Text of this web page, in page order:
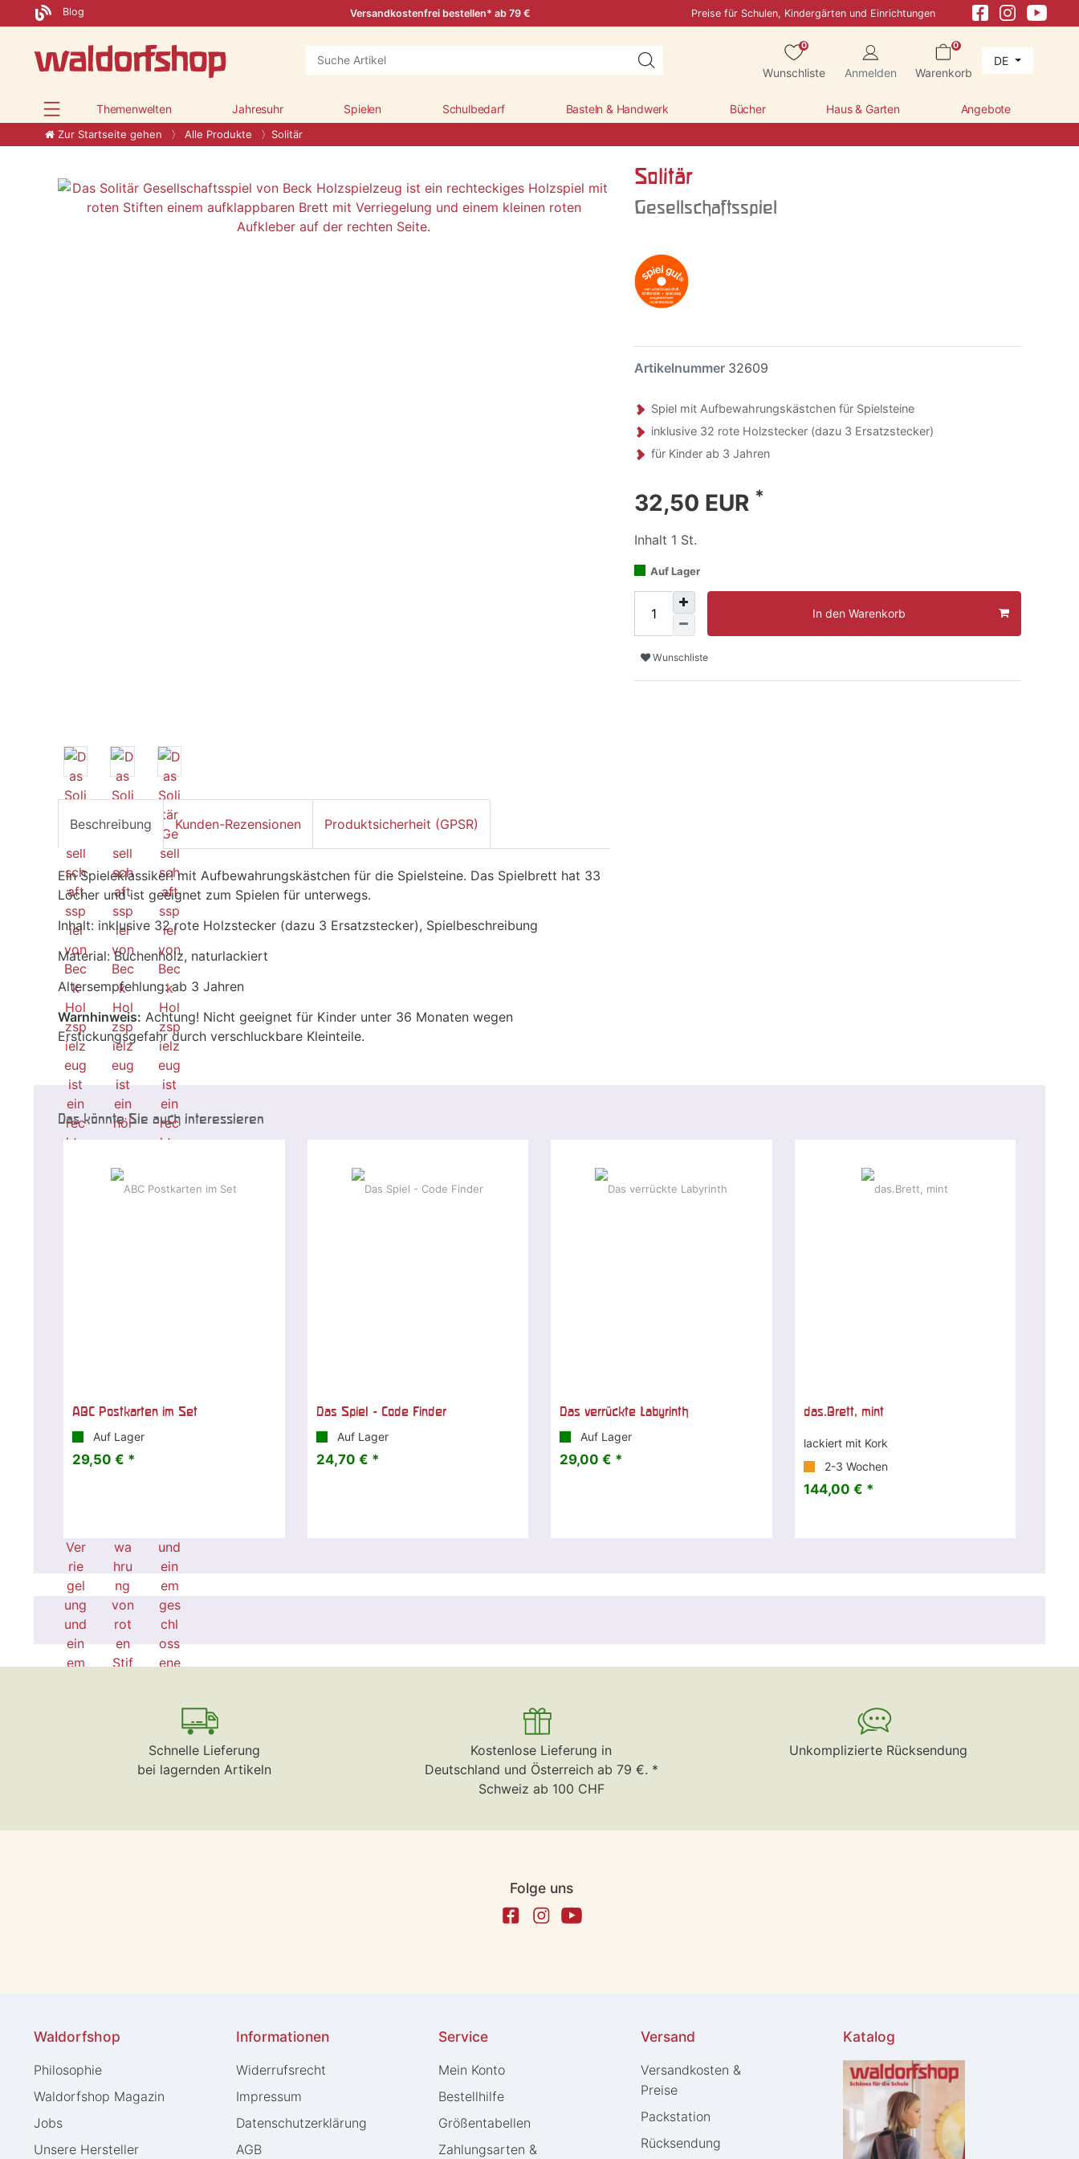
Blog Versandkostenfrei bestellen* ab 79 € Preise für Schulen, Kindergärten und Einrichtungen
0
Wunschliste Anmelden
0
Warenkorb
DE
Themenwelten Jahresuhr Spielen Schulbedarf Basteln & Handwerk Bücher Haus & Garten Angebote
Zur Startseite gehen Alle Produkte Solitär
Solitär
Gesellschaftsspiel
Artikelnummer 32609
Spiel mit Aufbewahrungskästchen für Spielsteine
inklusive 32 rote Holzstecker (dazu 3 Ersatzstecker)
für Kinder ab 3 Jahren
32,50 EUR *
Inhalt 1 St.
Auf Lager
In den Warenkorb
Wunschliste
Beschreibung Kunden-Rezensionen Produktsicherheit (GPSR)
Ein Spieleklassiker! mit Aufbewahrungskästchen für die Spielsteine. Das Spielbrett hat 33
Löcher und ist geeignet zum Spielen für unterwegs.
Inhalt: inklusive 32 rote Holzstecker (dazu 3 Ersatzstecker), Spielbeschreibung
Material: Buchenholz, naturlackiert
Altersempfehlung: ab 3 Jahren
Warnhinweis: Achtung! Nicht geeignet für Kinder unter 36 Monaten wegen
Erstickungsgefahr durch verschluckbare Kleinteile.
Das könnte Sie auch interessieren
ABC Postkarten im Set
Auf Lager
29,50 € *
Das Spiel - Code Finder
Auf Lager
24,70 € *
Das verrückte Labyrinth
Auf Lager
29,00 € *
das.Brett, mint
lackiert mit Kork
2-3 Wochen
144,00 € *
Schnelle Lieferung
bei lagernden Artikeln
Kostenlose Lieferung in
Deutschland und Österreich ab 79 €. *
Schweiz ab 100 CHF
Unkomplizierte Rücksendung
Folge uns
Waldorfshop
Philosophie
Waldorfshop Magazin
Jobs
Unsere Hersteller
Informationen
Widerrufs­recht
Impressum
Daten­schutz­erklärung
AGB
Service
Mein Konto
Bestellhilfe
Größentabellen
Zahlungsarten &
Versand
Versandkosten &
Preise
Packstation
Rücksendung
Katalog